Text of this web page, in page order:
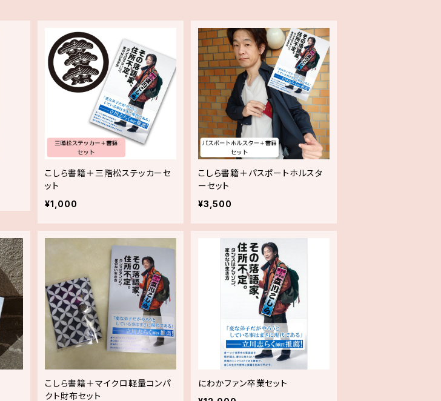
こしら書籍＋三階松ステッカーセ
ット
¥1,000
こしら書籍＋パスポートホルスタ
ーセット
¥3,500
こしら書籍＋マイクロ軽量コンパ
クト財布セット
にわかファン卒業セット